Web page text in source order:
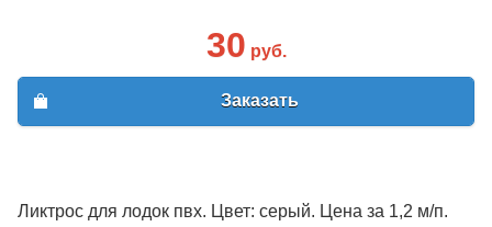
30 руб.
Заказать
Ликтрос для лодок пвх. Цвет: серый. Цена за 1,2 м/п.